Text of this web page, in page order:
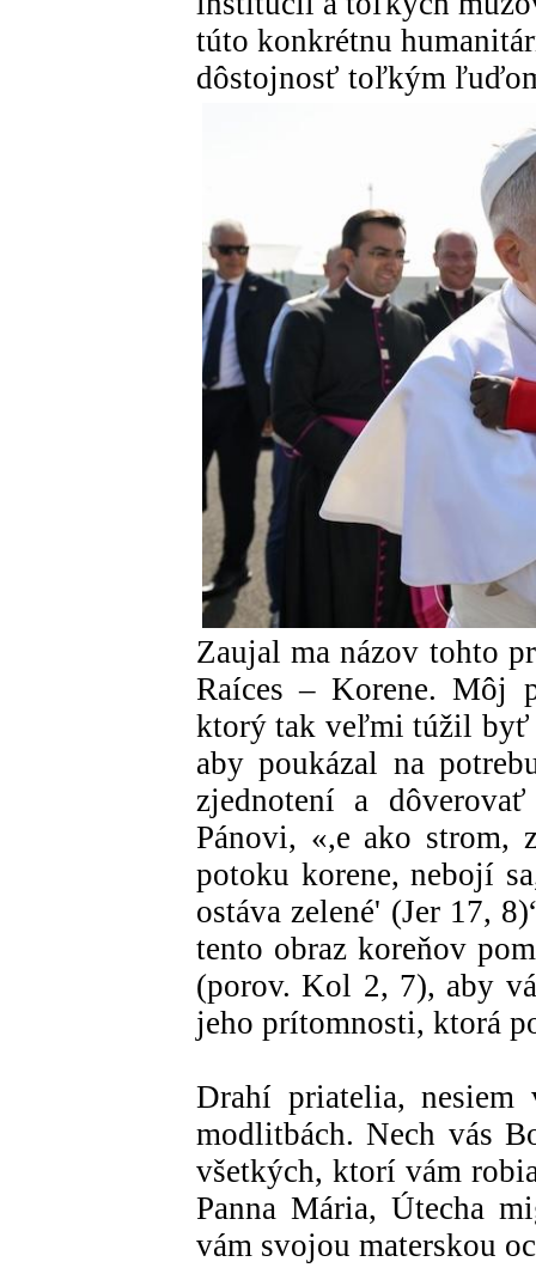
túto konkrétnu
dôstojnosť toľkým
Zaujal ma názov tohto
Raíces – Korene. Môj
ktorý tak veľmi túžil byť
aby poukázal na
zjednotení a
Pánovi, «,e ako strom,
potoku korene, nebojí
ostáva zelené' (Jer 17,
tento obraz koreňov
(porov. Kol 2, 7), aby
jeho prítomnosti, ktorá
Drahí priatelia,
modlitbách. Nech vás
všetkých, ktorí vám
Panna Mária, Útecha
vám svojou materskou